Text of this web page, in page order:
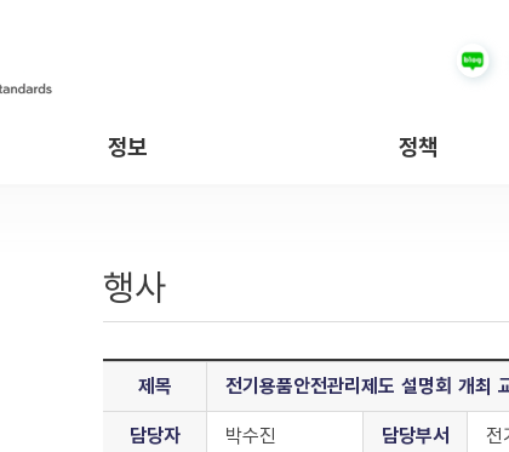
정보 정책
행사
제목 전기용품안전관리제도 설명회 개최
담당자 박수진 담당부서 전